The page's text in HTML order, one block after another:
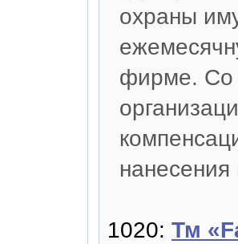
охраны
фирме. Со
1020: Тм